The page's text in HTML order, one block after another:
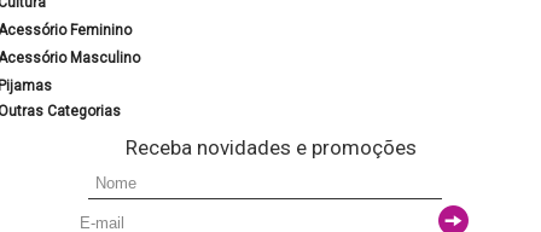
Feminino
Masculino
Categorias
Receba novidades e promoções